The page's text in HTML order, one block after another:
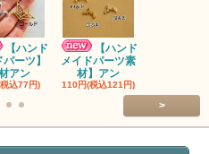
【ハンド
ーツ】
アン
込77円)
【ハンド
メイドパーツ素
材】アン
110円(税込121円)
>